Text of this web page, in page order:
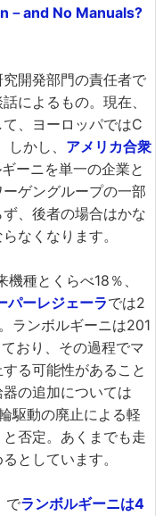
－and No Manuals?
開発部門の責任者で
によるもの。現在、
、ヨーロッパではC
かし、 アメリカ合衆
ーニを単一の企業と
ゲングループの一部
、後者の場合はかな
なくなります。
機種とくらべ18％、
ーレジェーラでは2
ランボルギーニは201
おり、その過程でマ
る可能性があること
の追加については
駆動の廃止による軽
否定。あくまでも走
としています。
でランボルギーニは4